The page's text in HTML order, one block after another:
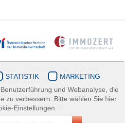
2 1070 Wien | +43(1)505 32 50 |
STATISTIK
MARKETING
und Webanalyse, die
zu verbessern. Bitte wählen Sie hier
Einstellungen.